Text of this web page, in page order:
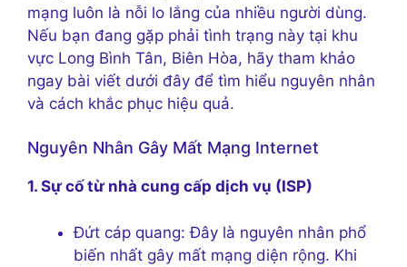
mạng luôn là nỗi lo lắng của nhiều người dùng.
Nếu bạn đang gặp phải tình trạng này tại khu
vực Long Bình Tân, Biên Hòa, hãy tham khảo
ngay bài viết dưới đây để tìm hiểu nguyên nhân
và cách khắc phục hiệu quả.
Nguyên Nhân Gây Mất Mạng Internet
1. Sự cố từ nhà cung cấp dịch vụ (ISP)
Đứt cáp quang: Đây là nguyên nhân phổ
biến nhất gây mất mạng diện rộng. Khi